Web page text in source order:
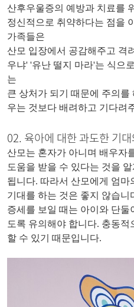
산후우울증의 예방과 치료를
정신적으로 취약하다는 점을
가족들은
산모 입장에서 공감해주고 격
우냐' '유난 떨지 마라'는 식으
는
큰 상처가 되기 때문에 주의를
우는 것보다 배려하고 기다려
02. 육아에 대한 과도한 기
산모는 혼자가 아니며 배우자
도움을 받을 수 있다는 것을
됩니다. 따라서 산모에게 엄
기대를 하는 것은 좋지 않습니
증세를 보일 때는 아이와 단
도록 유의해야 합니다. 충동
할 수 있기 때문입니다.